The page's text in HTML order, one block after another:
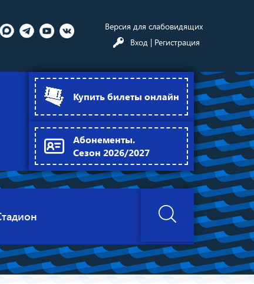
Версия для слабовидящих
Вход | Регистрация
Купить билеты онлайн
Абонементы.
Сезон 2026/2027